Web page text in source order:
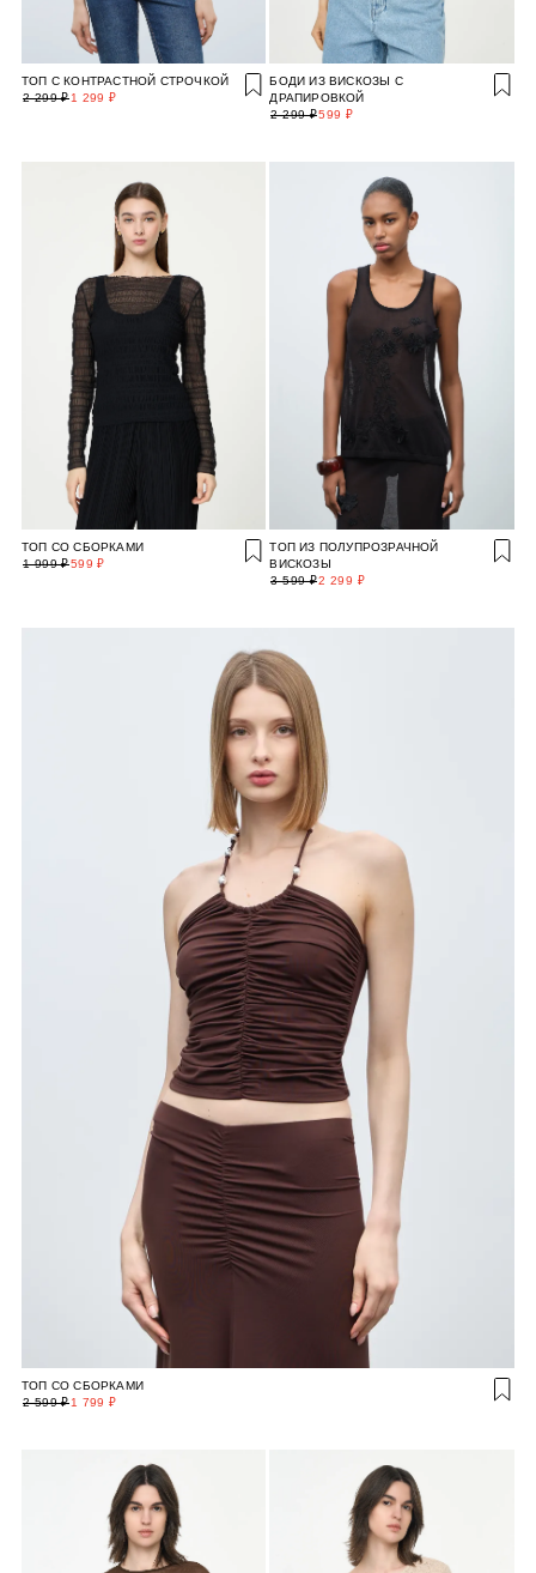
ТОП С КОНТРАСТНОЙ СТРОЧКОЙ
1 299 ₽
2 299 ₽
БОДИ ИЗ ВИСКОЗЫ С
ДРАПИРОВКОЙ
599 ₽
2 299 ₽
ТОП СО СБОРКАМИ
599 ₽
1 999 ₽
ТОП ИЗ ПОЛУПРОЗРАЧНОЙ
ВИСКОЗЫ
2 299 ₽
3 599 ₽
ТОП СО СБОРКАМИ
1 799 ₽
2 599 ₽